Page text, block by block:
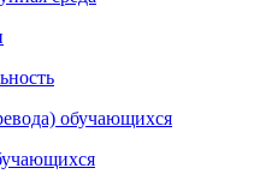
обучающихся